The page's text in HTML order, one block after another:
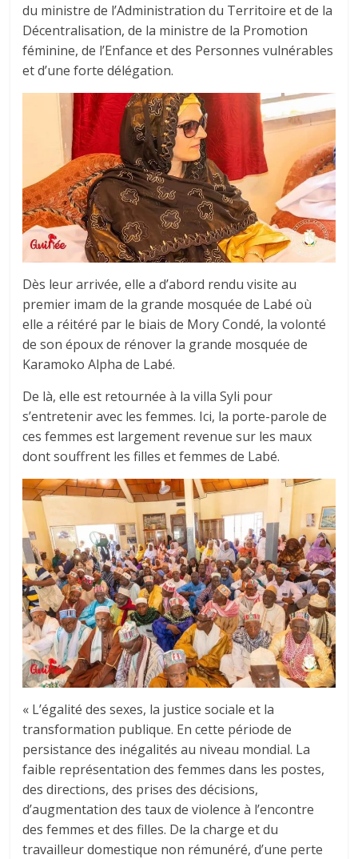
du ministre de l’Administration du Territoire et de la
Décentralisation, de la ministre de la Promotion
féminine, de l’Enfance et des Personnes vulnérables
et d’une forte délégation.
Dès leur arrivée, elle a d’abord rendu visite au
premier imam de la grande mosquée de Labé où
elle a réitéré par le biais de Mory Condé, la volonté
de son époux de rénover la grande mosquée de
Karamoko Alpha de Labé.
De là, elle est retournée à la villa Syli pour
s’entretenir avec les femmes. Ici, la porte-parole de
ces femmes est largement revenue sur les maux
dont souffrent les filles et femmes de Labé.
« L’égalité des sexes, la justice sociale et la
transformation publique. En cette période de
persistance des inégalités au niveau mondial. La
faible représentation des femmes dans les postes,
des directions, des prises des décisions,
d’augmentation des taux de violence à l’encontre
des femmes et des filles. De la charge et du
travailleur domestique non rémunéré, d’une perte